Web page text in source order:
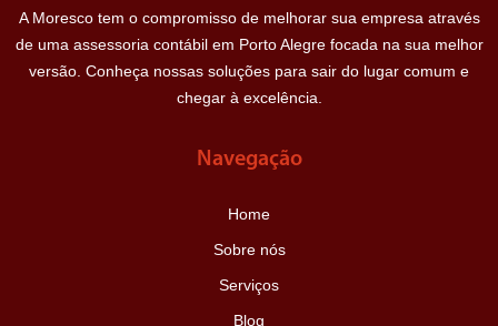
A Moresco tem o compromisso de melhorar sua empresa através
de uma assessoria contábil em Porto Alegre focada na sua melhor
versão. Conheça nossas soluções para sair do lugar comum e
chegar à excelência.
Navegação
Home
Sobre nós
Serviços
Blog